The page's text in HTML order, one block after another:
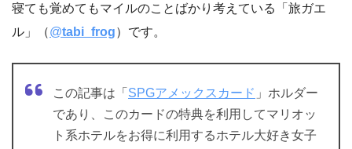
寝ても覚めてもマイルのことばかり考えている「旅ガエ
ル」（@tabi_frog）です。
この記事は「 SPGアメックスカード 」ホルダー
であり、このカードの特典を利用してマリオッ
ト系ホテルをお得に利用するホテル大好き女子